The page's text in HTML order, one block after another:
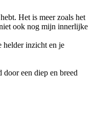
Het is meer zoals het
ook nog mijn innerlijke
helder inzicht en je
door een diep en breed